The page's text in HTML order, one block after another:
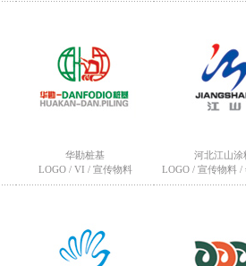
华勘桩基
LOGO / VI / 宣传物料
河北江山涂
LOGO / 宣传物料 /